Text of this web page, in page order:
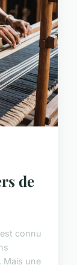
de
connu
Mais une